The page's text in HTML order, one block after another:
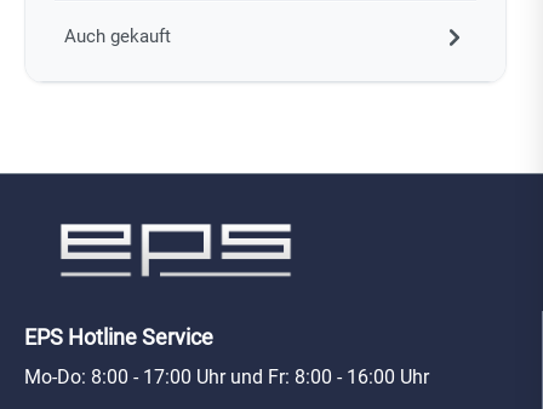
Auch gekauft
EPS Hotline Service
Mo-Do: 8:00 - 17:00 Uhr und Fr: 8:00 - 16:00 Uhr